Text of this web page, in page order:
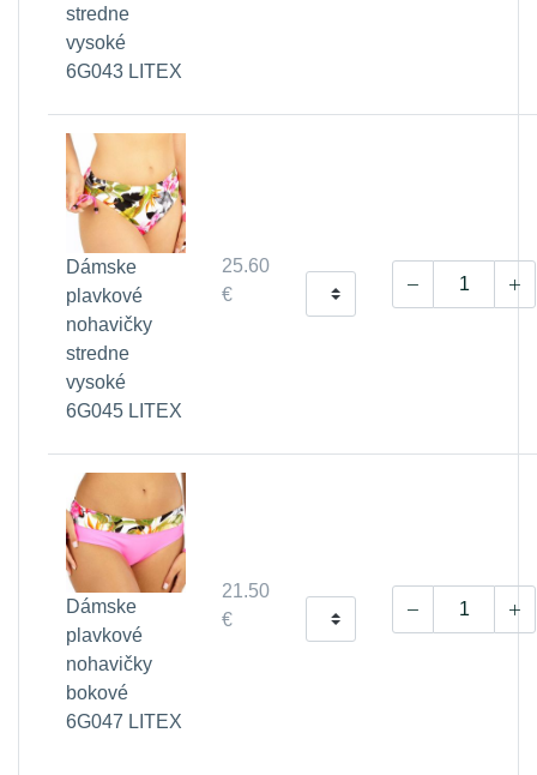
stredne
vysoké
6G043 LITEX
Dámske
plavkové
nohavičky
stredne
vysoké
6G045 LITEX
25.60
€
Dámske
plavkové
nohavičky
bokové
6G047 LITEX
21.50
€